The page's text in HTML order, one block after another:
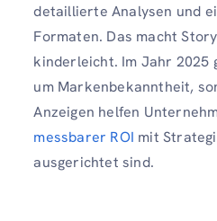
detaillierte Analysen und
Formaten. Das macht
kinderleicht. Im Jahr 2025
um Markenbekanntheit,
Anzeigen helfen
messbarer ROI mit
ausgerichtet sind.